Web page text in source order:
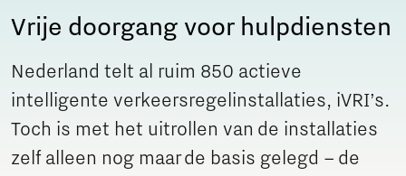
Vrije doorgang voor hulpdiensten
Nederland telt al ruim 850 actieve
intelligente verkeersregelinstallaties, iVRI’s.
Toch is met het uitrollen van de installaties
zelf alleen nog maar de basis gelegd – de